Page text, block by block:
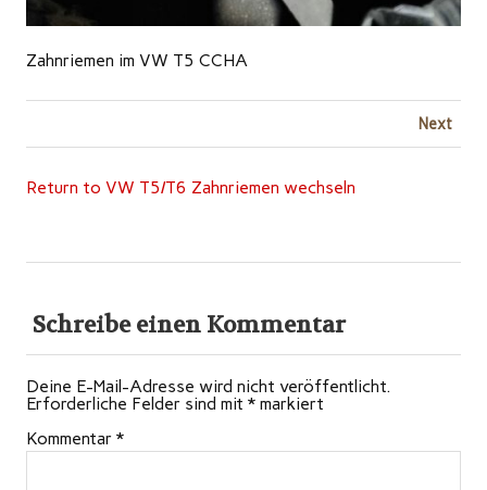
Zahnriemen im VW T5 CCHA
Next
Return to VW T5/T6 Zahnriemen wechseln
Schreibe einen Kommentar
Deine E-Mail-Adresse wird nicht veröffentlicht.
Erforderliche Felder sind mit * markiert
Kommentar *